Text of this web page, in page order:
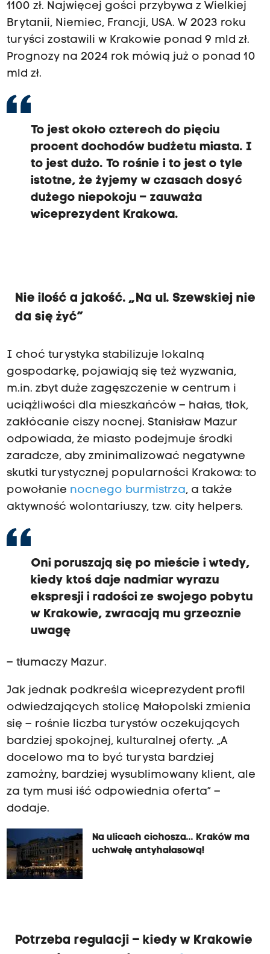
1100 zł. Najwięcej gości przybywa z Wielkiej
Brytanii, Niemiec, Francji, USA. W 2023 roku
turyści zostawili w Krakowie ponad 9 mld zł.
Prognozy na 2024 rok mówią już o ponad 10
mld zł.
To jest około czterech do pięciu
procent dochodów budżetu miasta. I
to jest dużo. To rośnie i to jest o tyle
istotne, że żyjemy w czasach dosyć
dużego niepokoju – zauważa
wiceprezydent Krakowa.
Nie ilość a jakość. „Na ul. Szewskiej nie
da się żyć”
I choć turystyka stabilizuje lokalną
gospodarkę, pojawiają się też wyzwania,
m.in. zbyt duże zagęszczenie w centrum i
uciążliwości dla mieszkańców – hałas, tłok,
zakłócanie ciszy nocnej. Stanisław Mazur
odpowiada, że miasto podejmuje środki
zaradcze, aby zminimalizować negatywne
skutki turystycznej popularności Krakowa: to
powołanie nocnego burmistrza, a także
aktywność wolontariuszy, tzw. city helpers.
Oni poruszają się po mieście i wtedy,
kiedy ktoś daje nadmiar wyrazu
ekspresji i radości ze swojego pobytu
w Krakowie, zwracają mu grzecznie
uwagę
– tłumaczy Mazur.
Jak jednak podkreśla wiceprezydent profil
odwiedzających stolicę Małopolski zmienia
się – rośnie liczba turystów oczekujących
bardziej spokojnej, kulturalnej oferty. „A
docelowo ma to być turysta bardziej
zamożny, bardziej wysublimowany klient, ale
za tym musi iść odpowiednia oferta” –
dodaje.
Na ulicach cichosza... Kraków ma
uchwałę antyhałasową!
Potrzeba regulacji – kiedy w Krakowie